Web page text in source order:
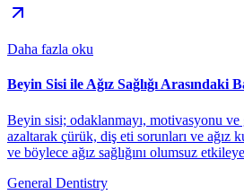
Daha fazla oku
Beyin Sisi ile Ağız Sağlığı Arasındaki
Beyin sisi; odaklanmayı, motivasyonu
azaltarak çürük, diş eti sorunları ve ağız
ve böylece ağız sağlığını olumsuz
General Dentistry